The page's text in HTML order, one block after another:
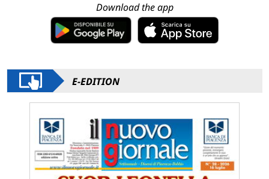
Download the app
E-EDITION